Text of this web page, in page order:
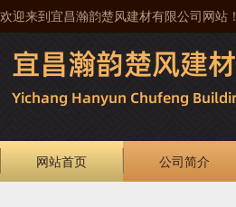
欢迎来到宜昌瀚韵楚风建材有限公司网站！
网站首页 公司简介